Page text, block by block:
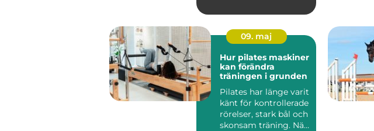
09. maj
Hur pilates maskiner
kan förändra
träningen i grunden
Pilates har länge varit
känt för kontrollerade
rörelser, stark bål och
skonsam träning. När